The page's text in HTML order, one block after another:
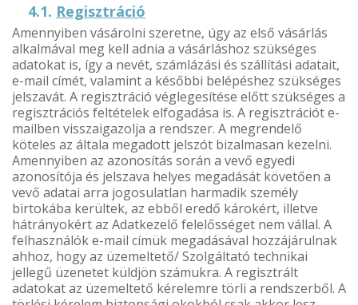
4.1. Regisztráció
Amennyiben vásárolni szeretne, úgy az első vásárlás
alkalmával meg kell adnia a vásárláshoz szükséges
adatokat is, így a nevét, számlázási és szállítási adatait,
e-mail címét, valamint a későbbi belépéshez szükséges
jelszavát. A regisztráció véglegesítése előtt szükséges a
regisztrációs feltételek elfogadása is. A regisztrációt e-
mailben visszaigazolja a rendszer. A megrendelő
köteles az általa megadott jelszót bizalmasan kezelni.
Amennyiben az azonosítás során a vevő egyedi
azonosítója és jelszava helyes megadását követően a
vevő adatai arra jogosulatlan harmadik személy
birtokába kerültek, az ebből eredő károkért, illetve
hátrányokért az Adatkezelő felelősséget nem vállal. A
felhasználók e-mail címük megadásával hozzájárulnak
ahhoz, hogy az üzemeltető/ Szolgáltató technikai
jellegű üzenetet küldjön számukra. A regisztrált
adatokat az üzemeltető kérelemre törli a rendszerből. A